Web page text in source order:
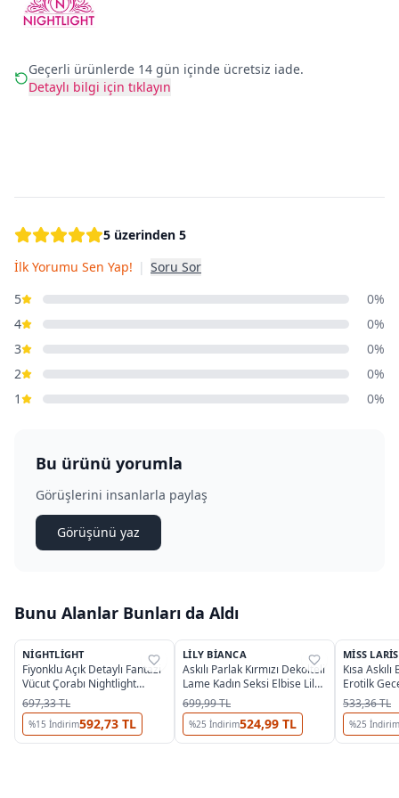
Geçerli ürünlerde 14 gün içinde ücretsiz iade.
Detaylı bilgi için tıklayın
5 üzerinden 5
İlk Yorumu Sen Yap! | Soru Sor
5
0%
4
0%
3
0%
2
0%
1
0%
Bu ürünü yorumla
Görüşlerini insanlarla paylaş
Görüşünü yaz
Bunu Alanlar Bunları da Aldı
%29
NIGHTLIGHT
Fiyonklu Açık Detaylı Fantazi
Vücut Çorabı Nightlight
5009-1
697,33 TL
%15 İndirim592,73 TL
%38
LILY BIANCA
Askılı Parlak Kırmızı Dekolteli
Lame Kadın Seksi Elbise Lily
Bianca LB-142
699,99 TL
%25 İndirim524,99 TL
%33
MISS LARIS
Kısa
Erotilk
4411
533,36 TL
%25 İndirim